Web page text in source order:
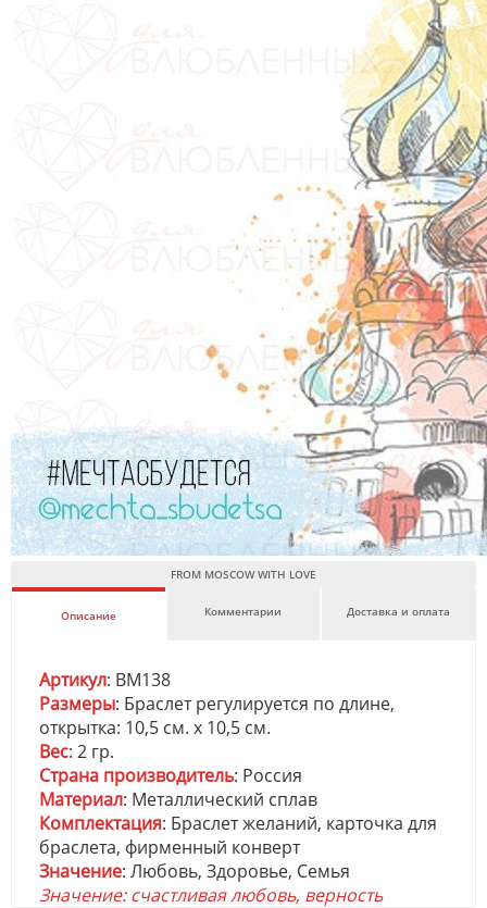
FROM MOSCOW WITH LOVE
Описание Комментарии Доставка и оплата
Артикул: BM138
Размеры: Браслет регулируется по длине,
открытка: 10,5 см. х 10,5 см.
Вес: 2 гр.
Страна производитель: Россия
Материал: Металлический сплав
Комплектация: Браслет желаний, карточка для
браслета, фирменный конверт
Значение: Любовь, Здоровье, Семья
Значение: счастливая любовь, верность